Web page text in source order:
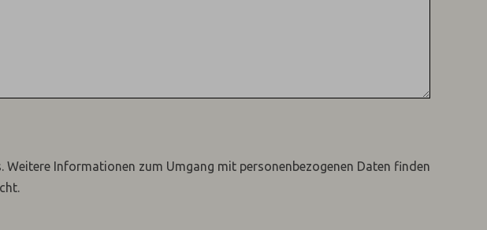
Weitere Informationen zum Umgang mit personenbezogenen Daten finden